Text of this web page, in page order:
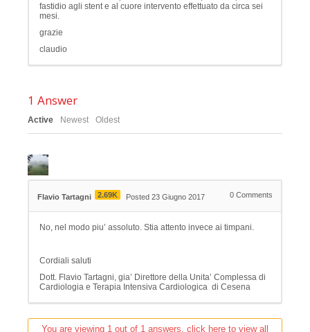
fastidio agli stent e al cuore intervento effettuato da circa sei
mesi.
grazie
claudio
1 Answer
Active Newest Oldest
Flavio Tartagni 2.69K Posted 23 Giugno 2017 0 Comments
No, nel modo piu’ assoluto. Stia attento invece ai timpani.
Cordiali saluti
Dott. Flavio Tartagni, gia’ Direttore della Unita’ Complessa di
Cardiologia e Terapia Intensiva Cardiologica di Cesena
You are viewing 1 out of 1 answers, click here to view all